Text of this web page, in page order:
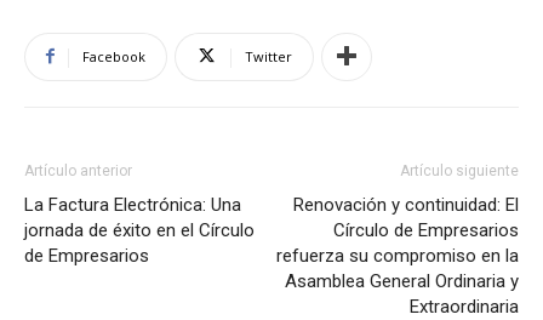
Facebook Twitter
Artículo anterior
La Factura Electrónica: Una
jornada de éxito en el Círculo
de Empresarios
Artículo siguiente
Renovación y continuidad: El
Círculo de Empresarios
refuerza su compromiso en la
Asamblea General Ordinaria y
Extraordinaria